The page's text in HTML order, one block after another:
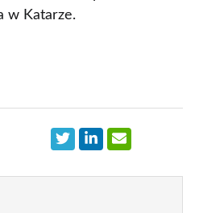
w Katarze.